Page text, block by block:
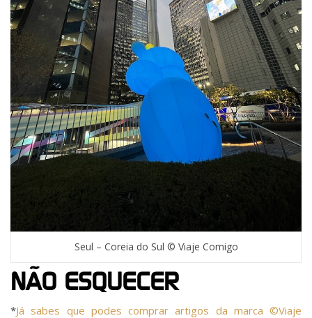
Seul – Coreia do Sul © Viaje Comigo
NÃO ESQUECER
*Já sabes que podes comprar artigos da marca ©Viaje